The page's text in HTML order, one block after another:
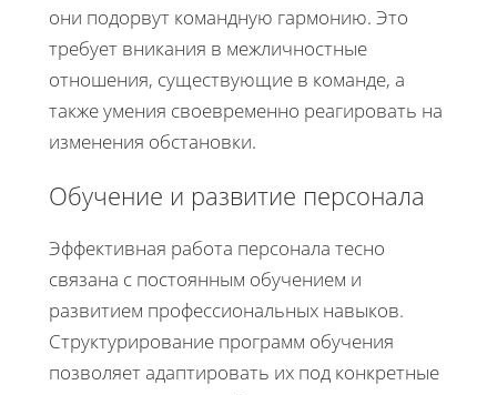
они подорвут командную гармонию. Это
требует вникания в межличностные
отношения, существующие в команде, а
также умения своевременно реагировать на
изменения обстановки.
Обучение и развитие персонала
Эффективная работа персонала тесно
связана с постоянным обучением и
развитием профессиональных навыков.
Структурирование программ обучения
позволяет адаптировать их под конкретные